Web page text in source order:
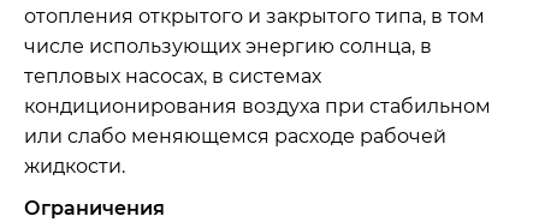
отопления открытого и закрытого типа, в том
числе использующих энергию солнца, в
тепловых насосах, в системах
кондиционирования воздуха при стабильном
или слабо меняющемся расходе рабочей
жидкости.
Ограничения